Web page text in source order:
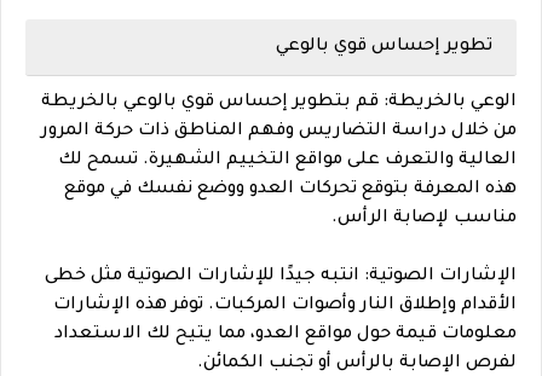
تطوير إحساس قوي بالوعي
الوعي بالخريطة: قم بتطوير إحساس قوي بالوعي بالخريطة
من خلال دراسة التضاريس وفهم المناطق ذات حركة المرور
العالية والتعرف على مواقع التخييم الشهيرة. تسمح لك
هذه المعرفة بتوقع تحركات العدو ووضع نفسك في موقع
مناسب لإصابة الرأس.
الإشارات الصوتية: انتبه جيدًا للإشارات الصوتية مثل خطى
الأقدام وإطلاق النار وأصوات المركبات. توفر هذه الإشارات
معلومات قيمة حول مواقع العدو، مما يتيح لك الاستعداد
لفرص الإصابة بالرأس أو تجنب الكمائن.